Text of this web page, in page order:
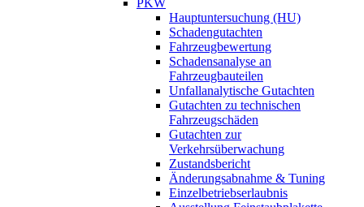
Hauptuntersuchung (HU)
Schadengutachten
Fahrzeugbewertung
Schadensanalyse an
Fahrzeugbauteilen
Unfallanalytische Gutachten
Gutachten zu technischen
Fahrzeugschäden
Gutachten zur
Verkehrsüberwachung
Zustandsbericht
Änderungsabnahme & Tuning
Einzelbetriebserlaubnis